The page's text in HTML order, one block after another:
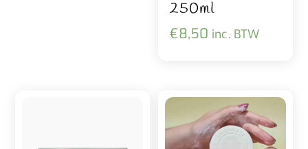
250ml
€8,50 inc. BTW